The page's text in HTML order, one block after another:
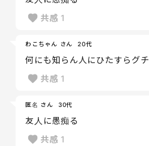
共感 1
わこちゃん さん 20代
何にも知らん人にひたすらグチ
共感 1
匿名 さん 30代
友人に愚痴る
共感 1